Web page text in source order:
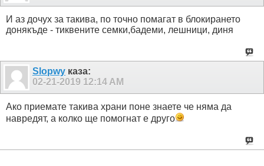
И аз дочух за такива, по точно помагат в блокирането
донякъде - тиквените семки,бадеми, лешници, диня
Slopwy каза:
02-21-2019 12:14 AM
Ако приемате такива храни поне знаете че няма да
навредят, а колко ще помогнат е друго